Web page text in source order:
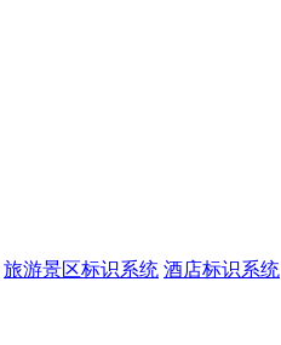
旅游景区标识系统 酒店标识系统